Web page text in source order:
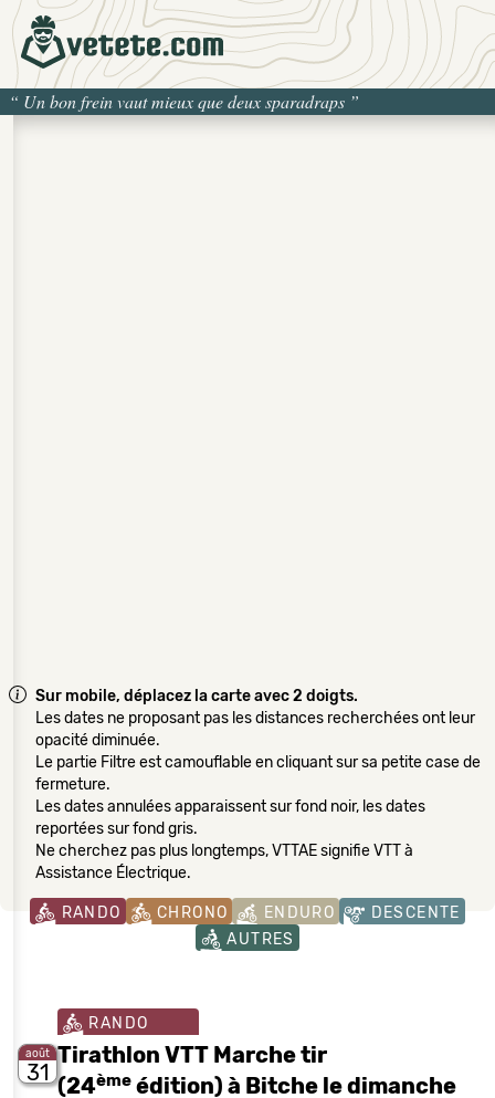
“ Un bon frein vaut mieux que deux sparadraps ”
Sur mobile, déplacez la carte avec 2 doigts.
Les dates ne proposant pas les distances recherchées ont leur
opacité diminuée.
Le partie Filtre est camouflable en cliquant sur sa petite case de
fermeture.
Les dates annulées apparaissent sur fond noir, les dates
reportées sur fond gris.
Ne cherchez pas plus longtemps, VTTAE signifie VTT à
Assistance Électrique.
RANDO CHRONO ENDURO
DESCENTE
AUTRES
août
31
RANDO
Tirathlon VTT Marche tir
(24ème édition) à Bitche le dimanche